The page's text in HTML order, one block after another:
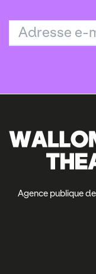
Adresse e-
Agence publique